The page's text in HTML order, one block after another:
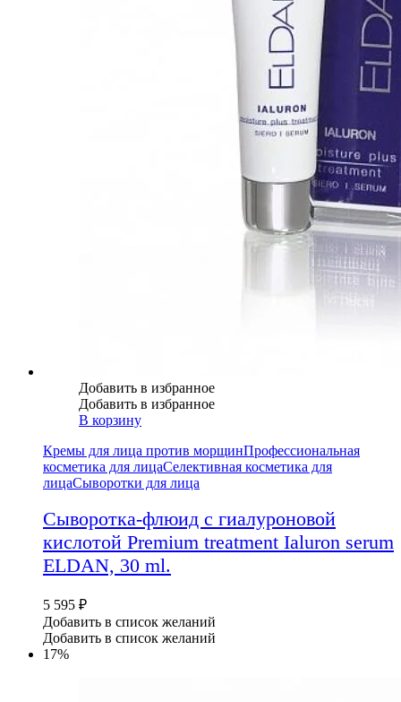
Добавить в избранное
Добавить в избранное
В корзину
Кремы для лица против морщинПрофессиональная
косметика для лицаСелективная косметика для
лицаСыворотки для лица
Сыворотка-флюид с гиалуроновой
кислотой Premium treatment Ialuron serum
ELDAN, 30 ml.
5 595 ₽
Добавить в список желаний
Добавить в список желаний
17%